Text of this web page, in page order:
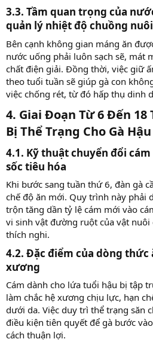
3.3. Tầm quan trọng của
quản lý nhiệt độ chuồng nuôi​
Bên cạnh không gian máng ăn
nước uống phải luôn sạch sẽ, mát
chất điện giải. Đồng thời, việc giữ
theo tuổi tuần sẽ giúp gà con
việc chống rét, từ đó hấp thụ dinh
4. Giai Đoạn Từ 6 Đến 18
Bị Thể Trạng Cho Gà
4.1. Kỹ thuật chuyển đổi
sốc tiêu hóa​
Khi bước sang tuần thứ 6, đàn gà
chế độ ăn mới. Quy trình này phải
trộn tăng dần tỷ lệ cám mới vào
vi sinh vật đường ruột của vật
thích nghi.
4.2. Đặc điểm của dòng
xương​
Cám dành cho lứa tuổi hậu bị tập
làm chắc hệ xương chịu lực, hạn
dưới da. Việc duy trì thể trạng săn
điều kiện tiên quyết để gà bước
cách thuận lợi.